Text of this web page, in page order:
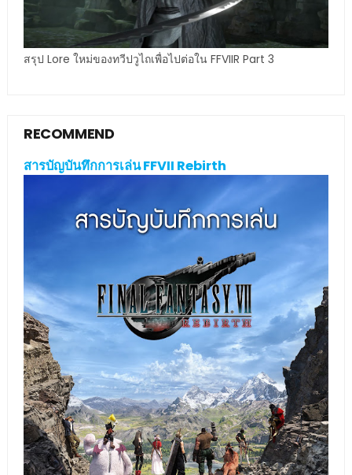
สรุป Lore ใหม่ของทวีปวูไถเพื่อไปต่อใน FFVIIR Part 3
RECOMMEND
สารบัญบันทึกการเล่น FFVII Rebirth